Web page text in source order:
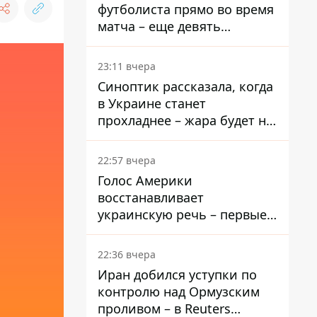
футболиста прямо во время
матча – еще девять
пострадали
23:11 вчера
Синоптик рассказала, когда
в Украине станет
прохладнее – жара будет не
долго
22:57 вчера
Голос Америки
восстанавливает
украинскую речь – первые
эфиры ожидаются на
следующей неделе
22:36 вчера
Иран добился уступки по
контролю над Ормузским
проливом – в Reuters